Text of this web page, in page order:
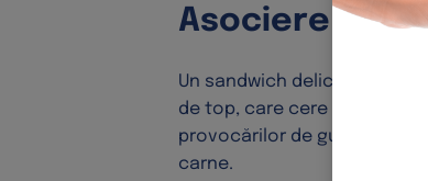
Asociere cu
Un sandwich delicios, plin
de top, care cere un vin
provocărilor de gust
carne.